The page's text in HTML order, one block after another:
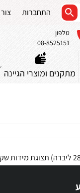
התחברות
טלפון
08-8525151
מתקנים ומוצרי הגיינה